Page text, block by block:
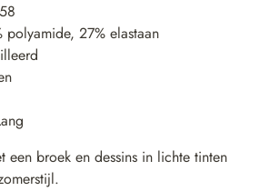
polyamide, 27% elastaan
een broek en dessins in lichte tinten